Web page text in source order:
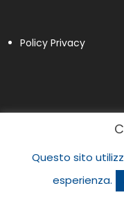
Policy Privacy
|
Questo sito
esperienza.